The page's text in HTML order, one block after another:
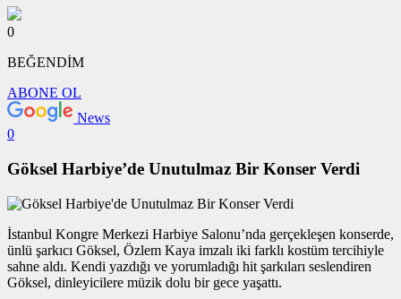
0
BEĞENDİM
ABONE OL
News
0
Göksel Harbiye’de Unutulmaz Bir Konser Verdi
İstanbul Kongre Merkezi Harbiye Salonu’nda gerçekleşen konserde,
ünlü şarkıcı Göksel, Özlem Kaya imzalı iki farklı kostüm tercihiyle
sahne aldı. Kendi yazdığı ve yorumladığı hit şarkıları seslendiren
Göksel, dinleyicilere müzik dolu bir gece yaşattı.